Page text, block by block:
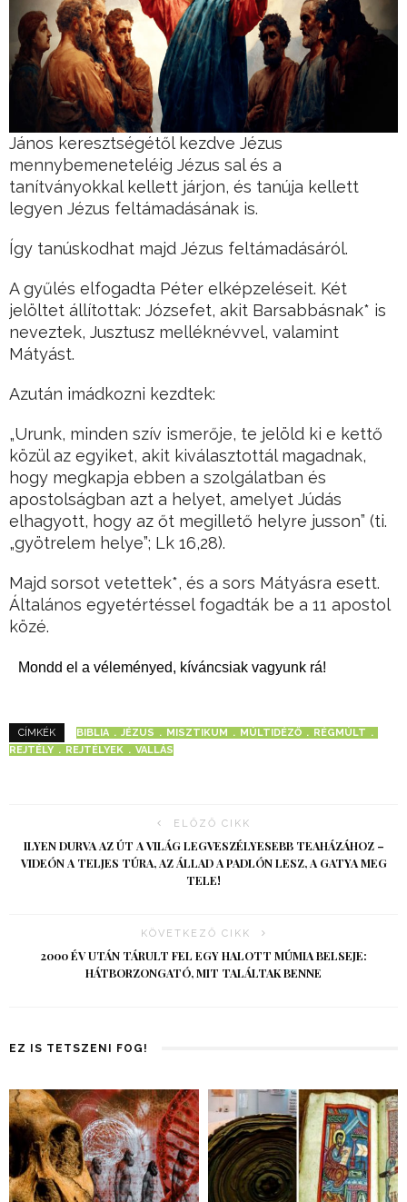
János keresztségétől kezdve Jézus
mennybemeneteléig Jézus sal és a
tanítványokkal kellett járjon, és tanúja kellett
legyen Jézus feltámadásának is.
Így tanúskodhat majd Jézus feltámadásáról.
A gyűlés elfogadta Péter elképzeléseit. Két
jelöltet állítottak: Józsefet, akit Barsabbásnak* is
neveztek, Jusztusz melléknévvel, valamint
Mátyást.
Azután imádkozni kezdtek:
„Urunk, minden szív ismerője, te jelöld ki e kettő
közül az egyiket, akit kiválasztottál magadnak,
hogy megkapja ebben a szolgálatban és
apostolságban azt a helyet, amelyet Júdás
elhagyott, hogy az őt megillető helyre jusson” (ti.
„gyötrelem helye”; Lk 16,28).
Majd sorsot vetettek*, és a sors Mátyásra esett.
Általános egyetértéssel fogadták be a 11 apostol
közé.
Mondd el a véleményed, kíváncsiak vagyunk rá!
CÍMKÉK BIBLIA JÉZUS MISZTIKUM MÚLTIDÉZŐ
RÉGMÚLT
REJTÉLY
REJTÉLYEK VALLÁS
ELŐZŐ CIKK
ILYEN DURVA AZ ÚT A VILÁG LEGVESZÉLYESEBB TEAHÁZÁHOZ –
VIDEÓN A TELJES TÚRA, AZ ÁLLAD A PADLÓN LESZ, A GATYA MEG
TELE!
KÖVETKEZŐ CIKK
2000 ÉV UTÁN TÁRULT FEL EGY HALOTT MÚMIA BELSEJE:
HÁTBORZONGATÓ, MIT TALÁLTAK BENNE
EZ IS TETSZENI FOG!